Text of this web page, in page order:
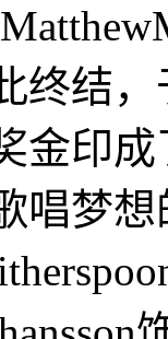
终结
金印
唱梦